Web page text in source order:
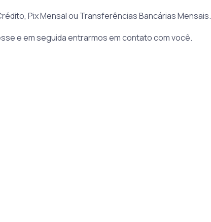
Pix Mensal ou Transferências Bancárias Mensais.
e em seguida entrarmos em contato com você.